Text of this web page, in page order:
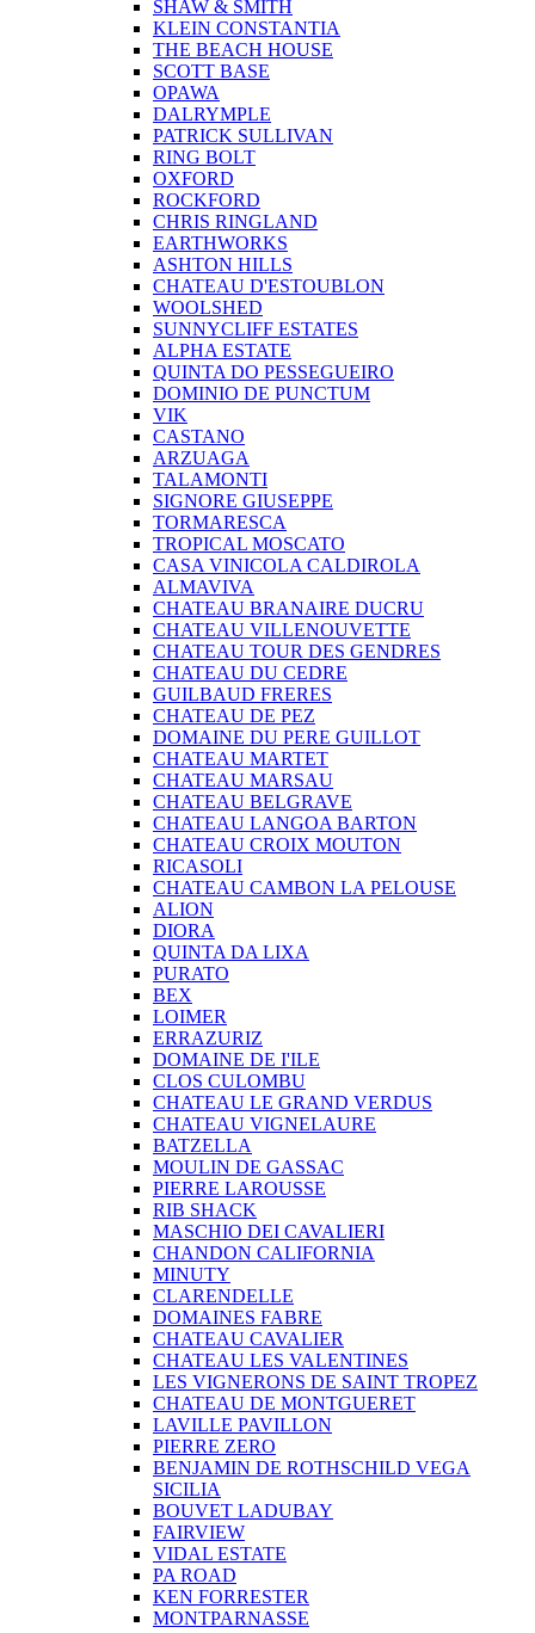
SHAW & SMITH
KLEIN CONSTANTIA
THE BEACH HOUSE
SCOTT BASE
OPAWA
DALRYMPLE
PATRICK SULLIVAN
RING BOLT
OXFORD
ROCKFORD
CHRIS RINGLAND
EARTHWORKS
ASHTON HILLS
CHATEAU D'ESTOUBLON
WOOLSHED
SUNNYCLIFF ESTATES
ALPHA ESTATE
QUINTA DO PESSEGUEIRO
DOMINIO DE PUNCTUM
VIK
CASTANO
ARZUAGA
TALAMONTI
SIGNORE GIUSEPPE
TORMARESCA
TROPICAL MOSCATO
CASA VINICOLA CALDIROLA
ALMAVIVA
CHATEAU BRANAIRE DUCRU
CHATEAU VILLENOUVETTE
CHATEAU TOUR DES GENDRES
CHATEAU DU CEDRE
GUILBAUD FRERES
CHATEAU DE PEZ
DOMAINE DU PERE GUILLOT
CHATEAU MARTET
CHATEAU MARSAU
CHATEAU BELGRAVE
CHATEAU LANGOA BARTON
CHATEAU CROIX MOUTON
RICASOLI
CHATEAU CAMBON LA PELOUSE
ALION
DIORA
QUINTA DA LIXA
PURATO
BEX
LOIMER
ERRAZURIZ
DOMAINE DE I'ILE
CLOS CULOMBU
CHATEAU LE GRAND VERDUS
CHATEAU VIGNELAURE
BATZELLA
MOULIN DE GASSAC
PIERRE LAROUSSE
RIB SHACK
MASCHIO DEI CAVALIERI
CHANDON CALIFORNIA
MINUTY
CLARENDELLE
DOMAINES FABRE
CHATEAU CAVALIER
CHATEAU LES VALENTINES
LES VIGNERONS DE SAINT TROPEZ
CHATEAU DE MONTGUERET
LAVILLE PAVILLON
PIERRE ZERO
BENJAMIN DE ROTHSCHILD VEGA
SICILIA
BOUVET LADUBAY
FAIRVIEW
VIDAL ESTATE
PA ROAD
KEN FORRESTER
MONTPARNASSE